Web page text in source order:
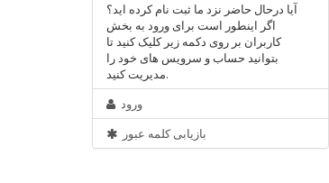
آیا درحال حاضر نزد ما ثبت نام کرده اید؟
اگر اینطور است برای ورود به بخش
کاربران بر روی دکمه زیر کلیک کنید تا
بتوانید حساب و سرویس های خود را
مدیریت کنید.
ورود
بازیابی کلمه عبور